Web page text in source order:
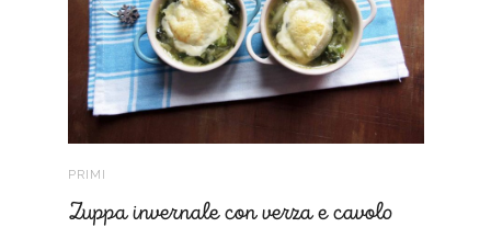
PRIMI
Zuppa invernale con verza e cavolo